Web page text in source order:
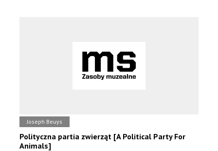
Joseph Beuys
Polityczna partia zwierząt [A Political Party For
Animals]